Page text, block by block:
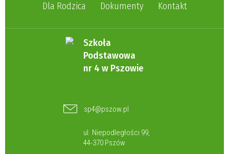
Dla Rodzica Dokumenty Kontakt
Szkoła
Podstawowa
nr 4 w Pszowie
sp4@pszow.pl
ul. Niepodległości 99,
44-370 Pszów